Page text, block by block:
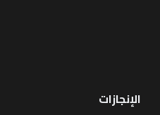
الإنجازات